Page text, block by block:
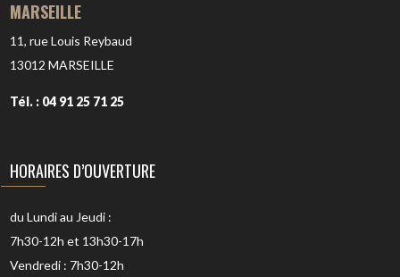
MARSEILLE
11, rue Louis Reybaud
13012MARSEILLE
Tél. : 04 91 25 71 25
HORAIRES D’OUVERTURE
du Lundi au Jeudi :
7h30-12h et 13h30-17h
Vendredi : 7h30-12h